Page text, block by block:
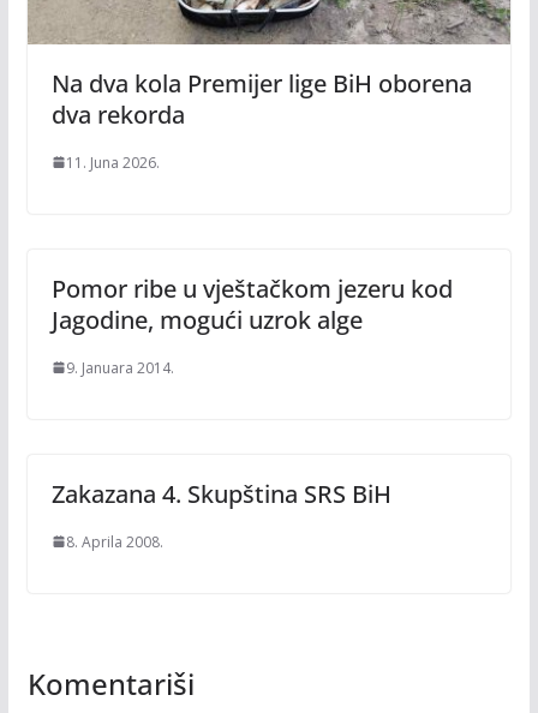
Na dva kola Premijer lige BiH oborena
dva rekorda
11. Juna 2026.
Pomor ribe u vještačkom jezeru kod
Jagodine, mogući uzrok alge
9. Januara 2014.
Zakazana 4. Skupština SRS BiH
8. Aprila 2008.
Komentariši